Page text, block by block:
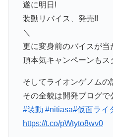
遂に明日!
装動リバイス、発売!!
＼
更に変身前のバイスが当
頂本気キャンペーンもス
そしてライオンゲノムの
その全貌は開発ブログで
#装動 #nitiasa#仮面ライ
https://t.co/pWtyto8wv0